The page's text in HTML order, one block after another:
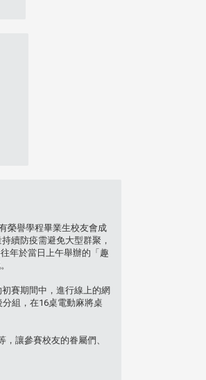
榮譽學程畢業生校友會成
續防疫需避免大型群聚，
年於當日上午舉辦的「趣
賽期間中，進行線上的網
組，在16桌電動麻將桌
讓參賽校友的眷屬們、